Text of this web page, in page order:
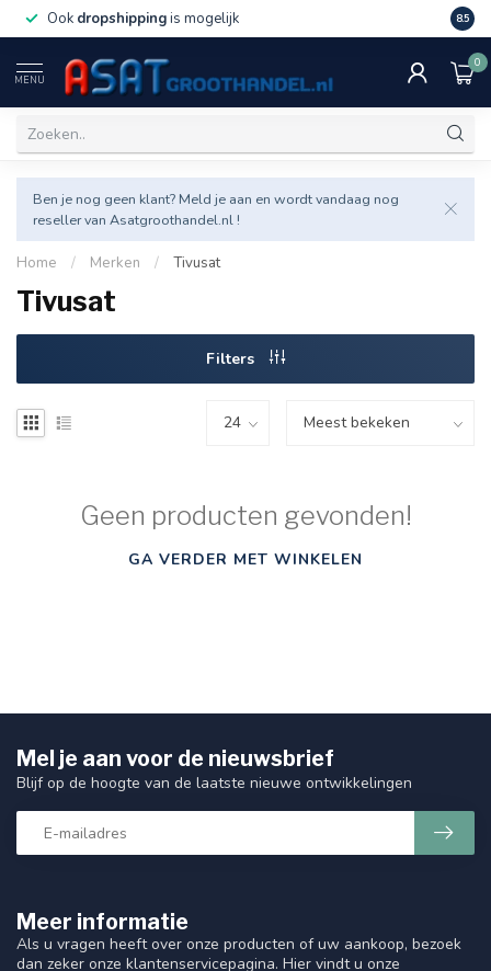
Ook dropshippingis mogelijk Veel
8.5
MENU
0
Ben je nog geen klant? Meld je aan en wordt vandaag nog
reseller van Asatgroothandel.nl !
Home / Merken / Tivusat
Tivusat
Filters
Geen producten gevonden!
GA VERDER MET WINKELEN
Meer informatie
Als u vragen heeft over onze producten of uw aankoop, bezoek
dan zeker onze klantenservicepagina. Hier vindt u onze
Mel je aan voor de nieuwsbrief
Blijf op de hoogte van de laatste nieuwe ontwikkelingen